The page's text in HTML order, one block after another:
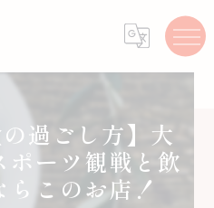
過ごし方】大
ポーツ観戦と飲
このお店！